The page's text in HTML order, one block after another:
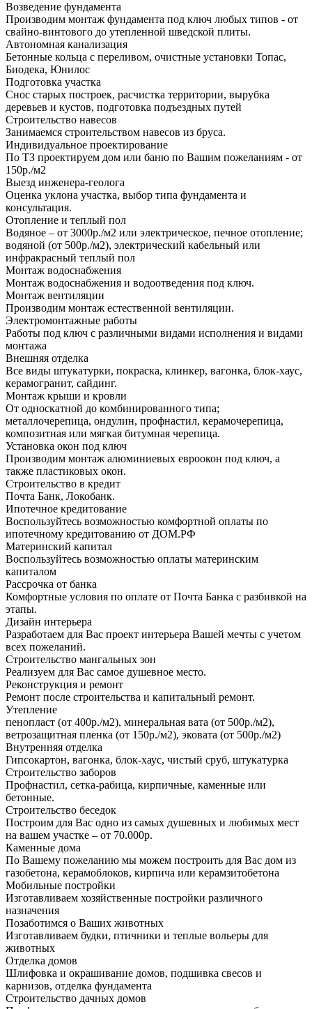
Возведение фундамента
Производим монтаж фундамента под ключ любых типов - от
свайно-винтового до утепленной шведской плиты.
Автономная канализация
Бетонные кольца с переливом, очистные установки Топас,
Биодека, Юнилос
Подготовка участка
Снос старых построек, расчистка территории, вырубка
деревьев и кустов, подготовка подъездных путей
Строительство навесов
Занимаемся строительством навесов из бруса.
Индивидуальное проектирование
По ТЗ проектируем дом или баню по Вашим пожеланиям - от
150р./м2
Выезд инженера-геолога
Оценка уклона участка, выбор типа фундамента и
консультация.
Отопление и теплый пол
Водяное – от 3000р./м2 или электрическое, печное отопление;
водяной (от 500р./м2), электрический кабельный или
инфракрасный теплый пол
Монтаж водоснабжения
Монтаж водоснабжения и водоотведения под ключ.
Монтаж вентиляции
Производим монтаж естественной вентиляции.
Электромонтажные работы
Работы под ключ с различными видами исполнения и видами
монтажа
Внешняя отделка
Все виды штукатурки, покраска, клинкер, вагонка, блок-хаус,
керамогранит, сайдинг.
Монтаж крыши и кровли
От односкатной до комбинированного типа;
металлочерепица, ондулин, профнастил, керамочерепица,
композитная или мягкая битумная черепица.
Установка окон под ключ
Производим монтаж алюминиевых евроокон под ключ, а
также пластиковых окон.
Строительство в кредит
Почта Банк, Локобанк.
Ипотечное кредитование
Воспользуйтесь возможностью комфортной оплаты по
ипотечному кредитованию от ДОМ.РФ
Материнский капитал
Воспользуйтесь возможностью оплаты материнским
капиталом
Рассрочка от банка
Комфортные условия по оплате от Почта Банка с разбивкой на
этапы.
Дизайн интерьера
Разработаем для Вас проект интерьера Вашей мечты с учетом
всех пожеланий.
Строительство мангальных зон
Реализуем для Вас самое душевное место.
Реконструкция и ремонт
Ремонт после строительства и капитальный ремонт.
Утепление
пенопласт (от 400р./м2), минеральная вата (от 500р./м2),
ветрозащитная пленка (от 150р./м2), эковата (от 500р./м2)
Внутренняя отделка
Гипсокартон, вагонка, блок-хаус, чистый сруб, штукатурка
Строительство заборов
Профнастил, сетка-рабица, кирпичные, каменные или
бетонные.
Строительство беседок
Построим для Вас одно из самых душевных и любимых мест
на вашем участке – от 70.000р.
Каменные дома
По Вашему пожеланию мы можем построить для Вас дом из
газобетона, керамоблоков, кирпича или керамзитобетона
Мобильные постройки
Изготавливаем хозяйственные постройки различного
назначения
Позаботимся о Ваших животных
Изготавливаем будки, птичники и теплые вольеры для
животных
Отделка домов
Шлифовка и окрашивание домов, подшивка свесов и
карнизов, отделка фундамента
Строительство дачных домов